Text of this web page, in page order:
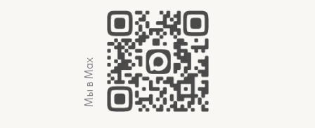
Мы в Max